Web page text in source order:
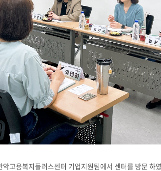
고용복지플러스센터 기업지원팀에서 센터를 방문 하